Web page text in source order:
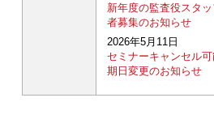
新年度の監査役スタ
者募集のお知らせ
2026年5月11日
セミナーキャンセル
期日変更のお知らせ